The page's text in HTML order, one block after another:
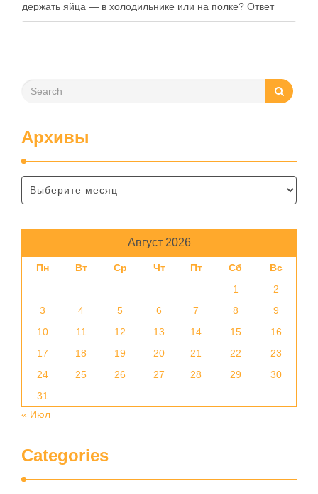
держать яйца — в холодильнике или на полке? Ответ
зависит от нескольких факторов, включая температуру
Архивы
Август 2026
Пн Вт Ср Чт Пт Сб
Вс
1
2
3
4 5 6 7 8
9
10
11 12 13 14 15
16
17
18 19 20 21 22
23
24
25 26 27 28 29
30
31
« Июл
Categories